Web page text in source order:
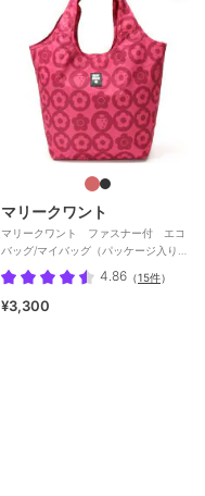
マリークワント
マリークワント ファスナー付 エコ
バッグ/マイバッグ（パッケージ入り）
いちご
4.86 （15件）
¥3,300